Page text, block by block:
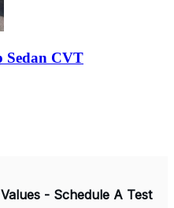
Sedan CVT